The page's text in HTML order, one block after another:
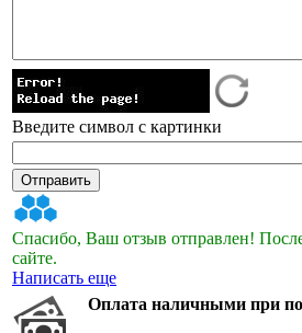
Введите символ с картинки
Спасибо, Ваш отзыв отправлен!
сайте.
Написать еще
Оплата наличными при